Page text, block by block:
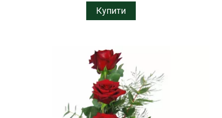
Купити